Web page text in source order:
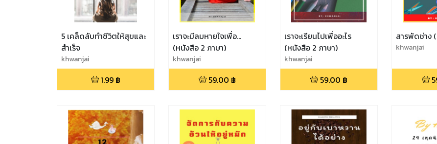
5 เคล็ดลับทำชีวิตให้สุขและ
สำเร็จ
khwanjai
1.99฿
เราจะมีลมหายใจเพื่อ...
(หนังสือ 2 ภาษา)
khwanjai
59.00 ฿
เราจะเรียนไปเพื่ออะไร
(หนังสือ 2 ภาษา)
khwanjai
59.00 ฿
สารพัดช่าง
khwanjai